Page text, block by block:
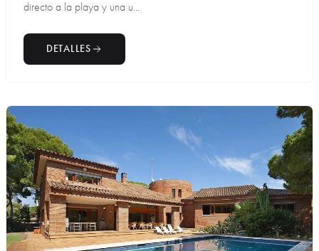
directo a la playa y una u...
DETALLES